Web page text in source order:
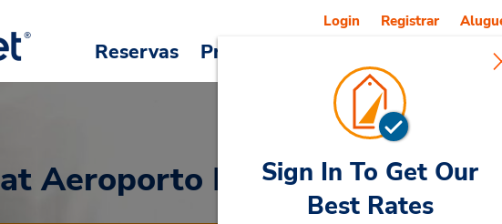
Reservas Promoções Veículos e serviços
Login Registrar
at Aeroporto Internacional de
Sign In To Get Our
Best Rates